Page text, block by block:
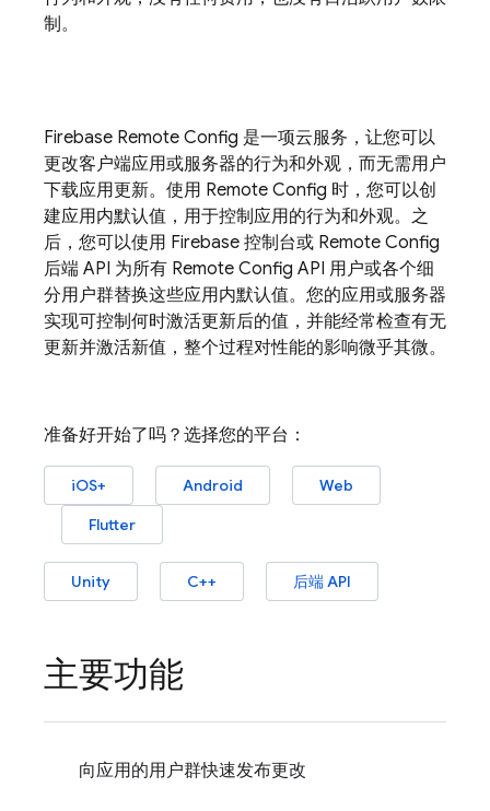
制。
Firebase Remote Config 是一项云服务，让您可以
更改客户端应用或服务器的行为和外观，而无需用户
下载应用更新。使用 Remote Config 时，您可以创
建应用内默认值，用于控制应用的行为和外观。之
后，您可以使用 Firebase 控制台或 Remote Config
后端 API 为所有 Remote Config API 用户或各个细
分用户群替换这些应用内默认值。您的应用或服务器
实现可控制何时激活更新后的值，并能经常检查有无
更新并激活新值，整个过程对性能的影响微乎其微。
准备好开始了吗？选择您的平台：
iOS+ Android
Web
Flutter
Unity C++ 后端 API
主要功能
向应用的用户群快速发布更改